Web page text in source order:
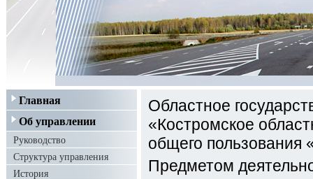
Главная
Об управлении
Руководство
Структура управления
История
Областное
«Костромское
общего пользования
Предметом